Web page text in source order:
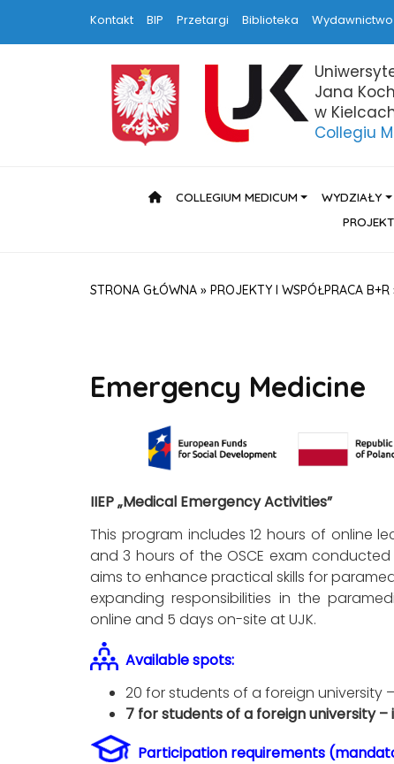
Kontakt BIP Przetargi Biblioteka Wydawnictwo
Jana
w
Collegiu
HOMECOLLEGIUM MEDICUM WYDZIAŁY
STRONA GŁÓWNA » PROJEKTY I WSPÓŁPRACA B+R
Emergency Medicine
IIEP „Medical Emergency Activities”
This program includes 12 hours of online
and 3 hours of the OSCE exam
aims to enhance practical skills for
expanding responsibilities in the
online and 5 days on-site at UJK.
Available spots:
20 for students of a foreign university
7 for students of a foreign university
Participation requirements